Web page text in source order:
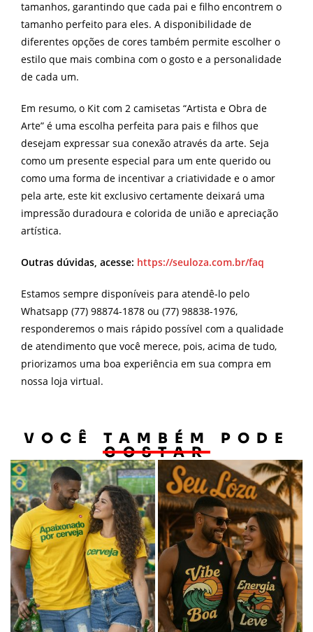
tamanhos, garantindo que cada pai e filho encontrem o
tamanho perfeito para eles. A disponibilidade de
diferentes opções de cores também permite escolher o
estilo que mais combina com o gosto e a personalidade
de cada um.
Em resumo, o Kit com 2 camisetas “Artista e Obra de
Arte” é uma escolha perfeita para pais e filhos que
desejam expressar sua conexão através da arte. Seja
como um presente especial para um ente querido ou
como uma forma de incentivar a criatividade e o amor
pela arte, este kit exclusivo certamente deixará uma
impressão duradoura e colorida de união e apreciação
artística.
Outras dúvidas, acesse: https://seuloza.com.br/faq
Estamos sempre disponíveis para atendê-lo pelo
Whatsapp (77) 98874-1878 ou (77) 98838-1976,
responderemos o mais rápido possível com a qualidade
de atendimento que você merece, pois, acima de tudo,
priorizamos uma boa experiência em sua compra em
nossa loja virtual.
VOCÊ TAMBÉM PODE
GOSTAR